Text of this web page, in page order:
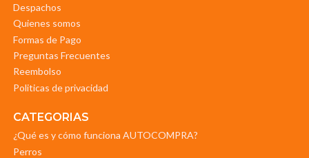
Despachos
Quienes somos
Formas de Pago
Preguntas Frecuentes
Reembolso
Politicas de privacidad
CATEGORIAS
¿Qué es y cómo funciona AUTOCOMPRA?
Perros